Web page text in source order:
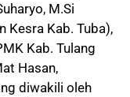
M.Si
Kesra Kab. Tuba),
Kab. Tulang
Hasan,
diwakili oleh